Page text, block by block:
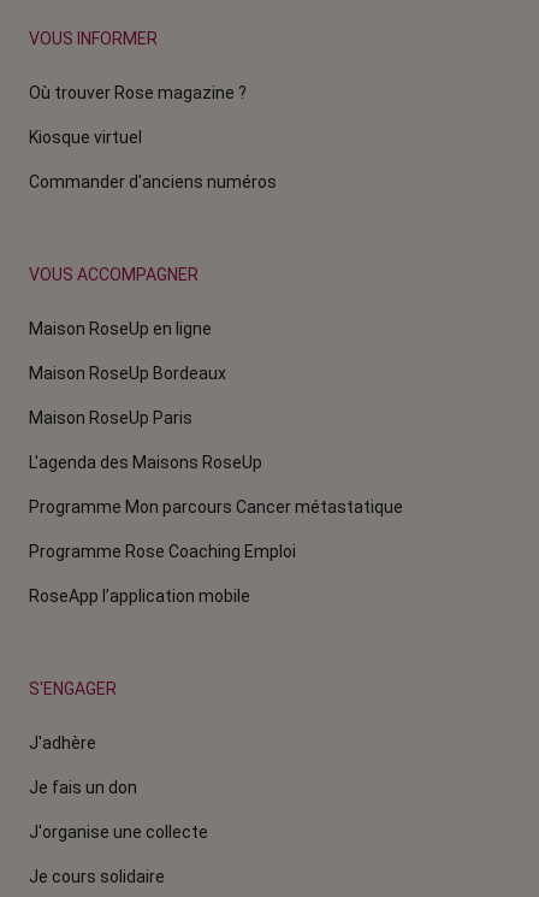
VOUS INFORMER
Où trouver Rose magazine ?
Kiosque virtuel
Commander d'anciens numéros
VOUS ACCOMPAGNER
Maison RoseUp en ligne
Maison RoseUp Bordeaux
Maison RoseUp Paris
L'agenda des Maisons RoseUp
Programme Mon parcours Cancer métastatique
Programme Rose Coaching Emploi
RoseApp l’application mobile
S'ENGAGER
J'adhère
Je fais un don
J'organise une collecte
Je cours solidaire